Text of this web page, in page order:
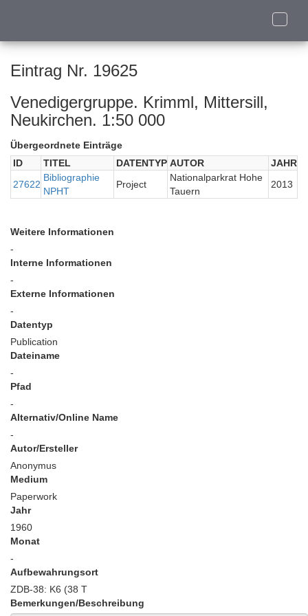
Toggle
Eintrag Nr. 19625
Venedigergruppe. Krimml, Mittersill,
Neukirchen. 1:50 000
Übergeordnete Einträge
ID
TITEL DATENTYP AUTOR
JAHR
27622
Bibliographie
NPHT
Project
Nationalparkrat Hohe
Tauern
2013
Weitere Informationen
-
Interne Informationen
-
Externe Informationen
-
Datentyp
Publication
Dateiname
-
Pfad
-
Alternativ/Online Name
-
Autor/Ersteller
Anonymus
Medium
Paperwork
Jahr
1960
Monat
-
Aufbewahrungsort
ZDB-38: K6 (38 T
Bemerkungen/Beschreibung